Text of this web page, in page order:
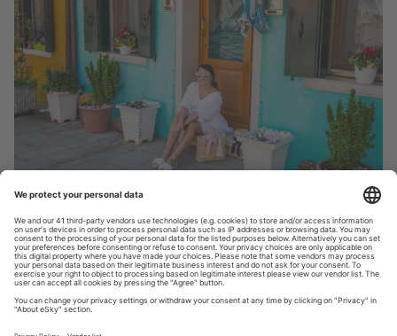
Benátky © Plaamkaa
Nejrychleji se do Benátek dostanete letadlem a po
krátkém letu se ocitnete v jednom z nejkrásnějších a
jedinečných měst světa. Benátky se svými 117 ostrovy,
které jsou propojené mosty, jsou úžasné a malebné v